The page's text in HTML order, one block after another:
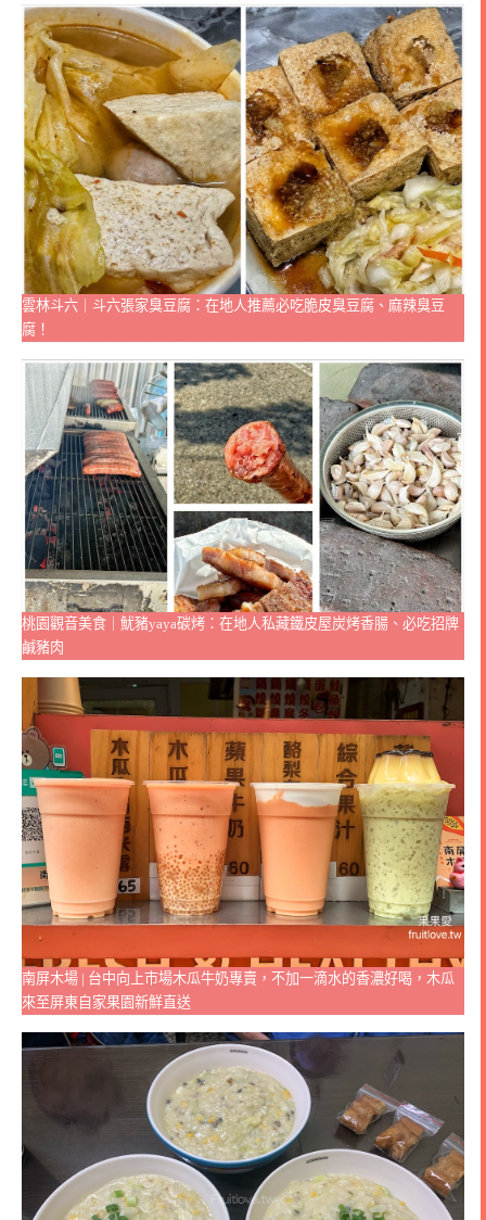
雲林斗六｜斗六張家臭豆腐：在地人推薦必吃脆皮臭豆腐、麻辣臭豆
腐！
桃園觀音美食｜魷豬yaya碳烤：在地人私藏鐵皮屋炭烤香腸、必吃招牌
鹹豬肉
南屏木場 | 台中向上市場木瓜牛奶專賣，不加一滴水的香濃好喝，木瓜
來至屏東自家果園新鮮直送